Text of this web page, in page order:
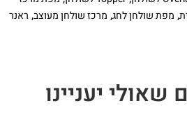
,מפת שולחן לחג,מרכז שולחן מעוצב,ראנר
יעניינו